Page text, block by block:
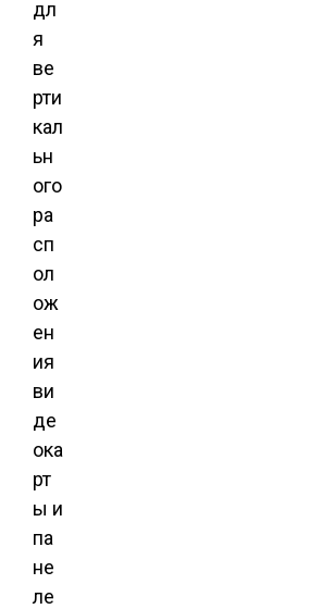
дл
я
ве
рти
кал
ьн
ого
ра
сп
ол
ож
ен
ия
ви
де
ока
рт
ы и
па
не
ле